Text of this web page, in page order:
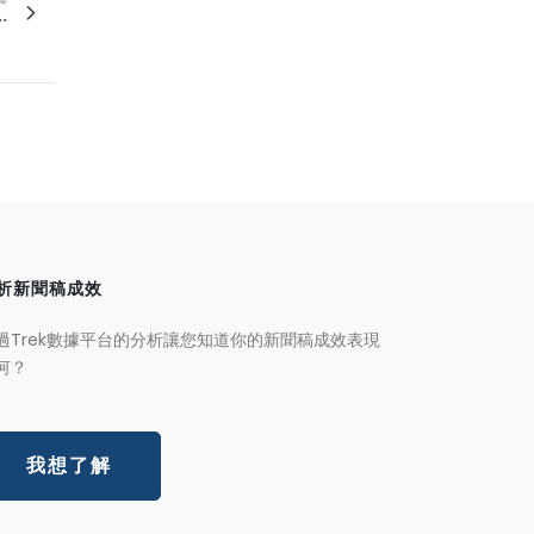
新聞稿成效
Trek數據平台的分析讓您知道你的新聞稿成效表現
？
我想了解